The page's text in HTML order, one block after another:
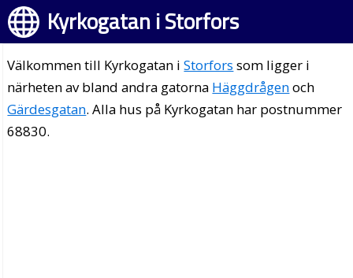
Kyrkogatan i Storfors
Välkommen till Kyrkogatan iStorfors som ligger i
närheten av bland andra gatorna Häggdrågenoch
Gärdesgatan. Alla hus på Kyrkogatan har postnummer
68830.